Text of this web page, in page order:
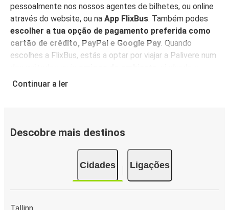
pessoalmente nos nossos agentes de bilhetes, ou online
através do website, ou na App FlixBus. Também podes
escolher a tua opção de pagamento preferida como
cartão de crédito, PayPal e Google Pay. Quando
escolhes a FlixBus, estás a optar por viajar a Palivere num
reduzir as emissões relacionadas com o tráfego, e
Serviço a bordo
Tudo pronto para reservar a tua viagem para Palivere?
Não te esqueças dereservar o teu lugarcom
antecedência para a melhor experiência de viagem!
Dependendo da disponibilidade, podes escolher entre um
Continuar a ler
Descobre mais destinos
Cidades Ligações
Tallinn